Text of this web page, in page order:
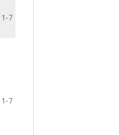
1-7
1-7